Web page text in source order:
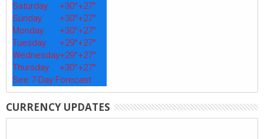
Saturday
+30°+27°
Sunday
+30°+27°
Monday
+30°+27°
Tuesday
+29°+27°
Wednesday+29°+27°
Thursday
+30°+27°
See 7-Day Forecast
CURRENCY UPDATES